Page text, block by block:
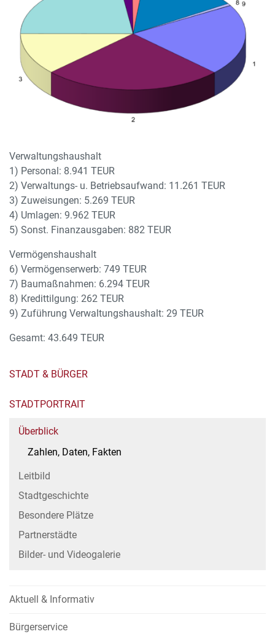
STADT & BÜRGER
STADTPORTRAIT
Überblick
Zahlen, Daten, Fakten
Leitbild
Stadtgeschichte
Besondere Plätze
Partnerstädte
Bilder- und Videogalerie
Aktuell & Informativ
Bürgerservice
Verwaltungshaushalt
1) Personal: 8.941 TEUR
2) Verwaltungs- u. Betriebsaufwand: 11.261 TEUR
3) Zuweisungen: 5.269 TEUR
4) Umlagen: 9.962 TEUR
5) Sonst. Finanzausgaben: 882 TEUR
Vermögenshaushalt
6) Vermögenserwerb: 749 TEUR
7) Baumaßnahmen: 6.294 TEUR
8) Kredittilgung: 262 TEUR
9) Zuführung Verwaltungshaushalt: 29 TEUR
Gesamt: 43.649 TEUR